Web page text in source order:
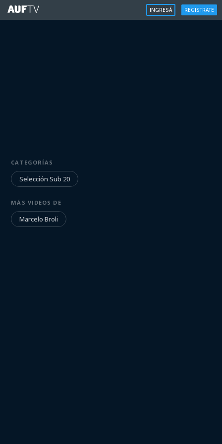
INGRESÁ REGISTRATE
Marcelo Broli | 9/6/2023
CATEGORÍAS
Selección Sub 20
MÁS VIDEOS DE
Marcelo Broli